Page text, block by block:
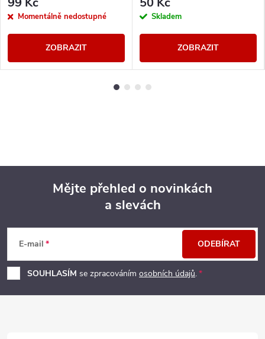
Momentálně nedostupné
ZOBRAZIT
Skladem
ZOBRAZIT
p
a
Mějte přehled o novinkách
a slevách
E-mail
SOUHLASÍM se zpracováním osobních údajů.
ODEBÍRAT